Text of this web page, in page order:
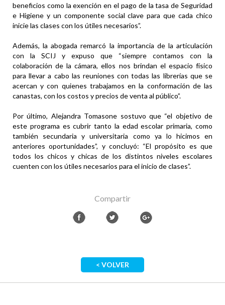
beneficios como la exención en el pago de la tasa de Seguridad
e Higiene y un componente social clave para que cada chico
inicie las clases con los útiles necesarios”.
Además, la abogada remarcó la importancia de la articulación
con la SCIJ y expuso que “siempre contamos con la
colaboración de la cámara, ellos nos brindan el espacio físico
para llevar a cabo las reuniones con todas las librerías que se
acercan y con quienes trabajamos en la conformación de las
canastas, con los costos y precios de venta al público”.
Por último, Alejandra Tomasone sostuvo que “el objetivo de
este programa es cubrir tanto la edad escolar primaria, como
también secundaria y universitaria como ya lo hicimos en
anteriores oportunidades”, y concluyó: “El propósito es que
todos los chicos y chicas de los distintos niveles escolares
cuenten con los útiles necesarios para el inicio de clases”.
Compartir
< VOLVER